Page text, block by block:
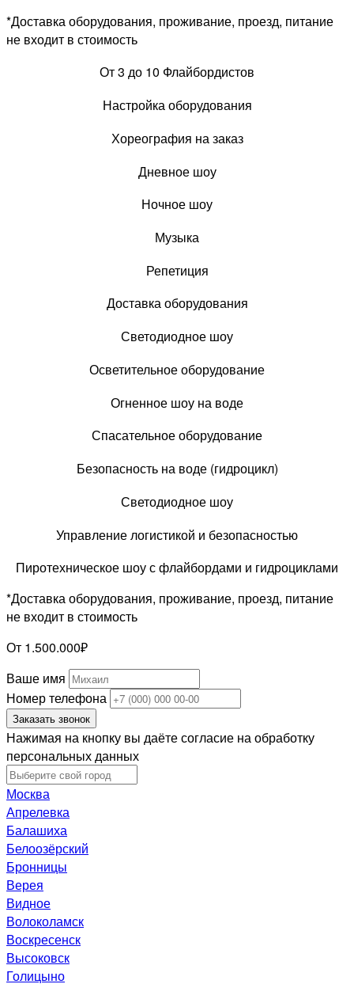
*Доставка оборудования, проживание, проезд, питание
не входит в стоимость
От 3 до 10 Флайбордистов
Настройка оборудования
Хореография на заказ
Дневное шоу
Ночное шоу
Музыка
Репетиция
Доставка оборудования
Светодиодное шоу
Осветительное оборудование
Огненное шоу на воде
Спасательное оборудование
Безопасность на воде (гидроцикл)
Светодиодное шоу
Управление логистикой и безопасностью
Пиротехническое шоу с флайбордами и гидроциклами
*Доставка оборудования, проживание, проезд, питание
не входит в стоимость
От 1.500.000₽
Ваше имя
Номер телефона
Заказать звонок
Нажимая на кнопку вы даёте согласие на обработку
персональных данных
Москва
Апрелевка
Балашиха
Белоозёрский
Бронницы
Верея
Видное
Волоколамск
Воскресенск
Высоковск
Голицыно